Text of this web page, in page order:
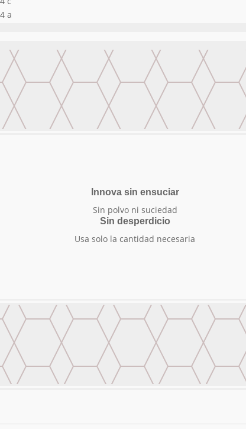
Innova sin ensuciar
Sin polvo ni suciedad
Sin desperdicio
Usa solo la cantidad necesaria